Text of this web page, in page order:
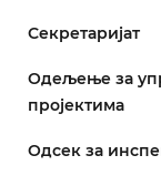
Секретаријат
Одељење за
пројектима
Одсек за